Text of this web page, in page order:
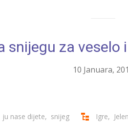
snijegu za
10 Januara,
ju nase dijete, snijeg Igre,